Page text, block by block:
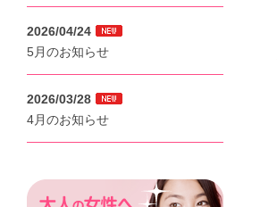
2026/04/24
5月のお知らせ
2026/03/28
4月のお知らせ